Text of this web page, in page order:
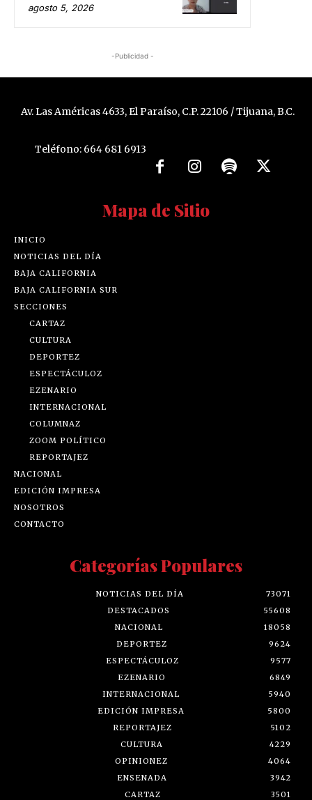
agosto 5, 2026
-Publicidad -
Av. Las Américas 4633, El Paraíso, C.P. 22106 / Tijuana, B.C.
Teléfono: 664 681 6913
Mapa de Sitio
INICIO
NOTICIAS DEL DÍA
BAJA CALIFORNIA
BAJA CALIFORNIA SUR
SECCIONES
CARTAZ
CULTURA
DEPORTEZ
ESPECTÁCULOZ
EZENARIO
INTERNACIONAL
COLUMNAZ
ZOOM POLÍTICO
REPORTAJEZ
NACIONAL
EDICIÓN IMPRESA
NOSOTROS
CONTACTO
Categorías Populares
NOTICIAS DEL DÍA
73071
DESTACADOS
55608
NACIONAL
18058
DEPORTEZ
9624
ESPECTÁCULOZ
9577
EZENARIO
6849
INTERNACIONAL
5940
EDICIÓN IMPRESA
5800
REPORTAJEZ
5102
CULTURA
4229
OPINIONEZ
4064
ENSENADA
3942
CARTAZ
3501